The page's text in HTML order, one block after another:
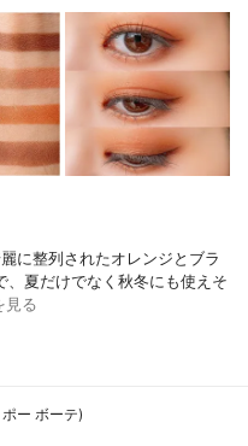
に整列されたオレンジとブラ
、夏だけでなく秋冬にも使えそ
見る
ー ボーテ)